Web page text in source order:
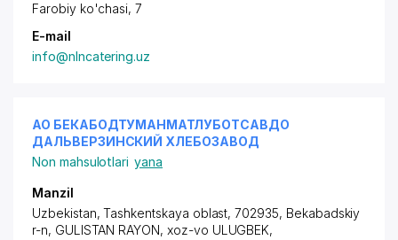
Farobiy ko'chasi, 7
E-mail
info@nlncatering.uz
АО БЕКАБОДТУМАНМАТЛУБОТСАВДО
ДАЛЬВЕРЗИНСКИЙ ХЛЕБОЗАВОД
Non mahsulotlari yana
Manzil
Uzbekistan, Tashkentskaya oblast, 702935, Bekabadskiy
r-n, GULISTAN RAYON, xoz-vo ULUGBEK,